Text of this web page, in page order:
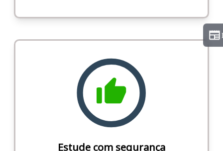
Estude com segurança